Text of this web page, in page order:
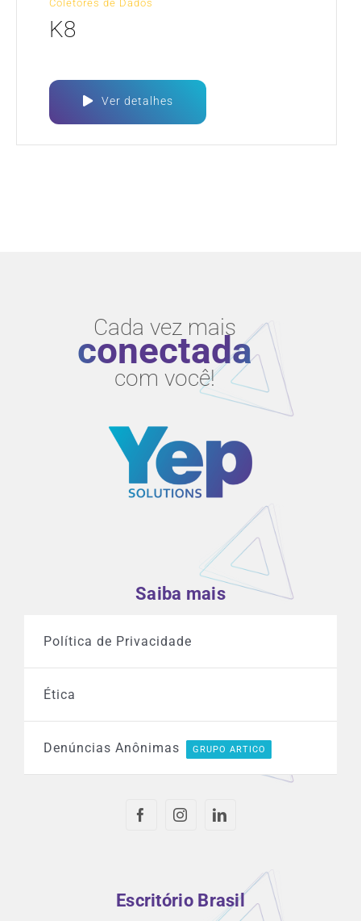
Coletores de Dados
K8
Ver detalhes
Cada vez mais
conectada
com você!
Saiba mais
Política de Privacidade
Ética
Denúncias Anônimas GRUPO ARTICO
Escritório Brasil